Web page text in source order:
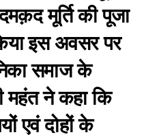
मूर्ति की पूजा
इस अवसर पर
समाज के
महंत ने कहा कि
एवं दोहों के